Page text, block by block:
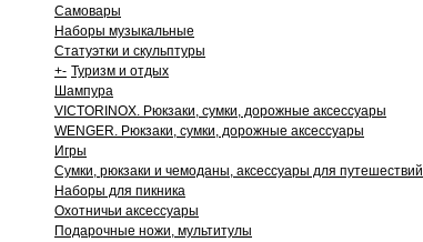
Самовары
Наборы музыкальные
Статуэтки и скульптуры
+- Туризм и отдых
Шампура
VICTORINOX. Рюкзаки, сумки, дорожные аксессуары
WENGER. Рюкзаки, сумки, дорожные аксессуары
Игры
Сумки, рюкзаки и чемоданы, аксессуары для путешествий
Наборы для пикника
Охотничьи аксессуары
Подарочные ножи, мультитулы